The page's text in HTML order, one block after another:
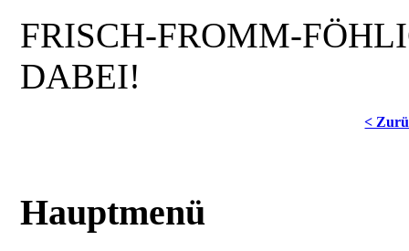
FRISCH-FROMM-
DABEI!
<
Hauptmenü